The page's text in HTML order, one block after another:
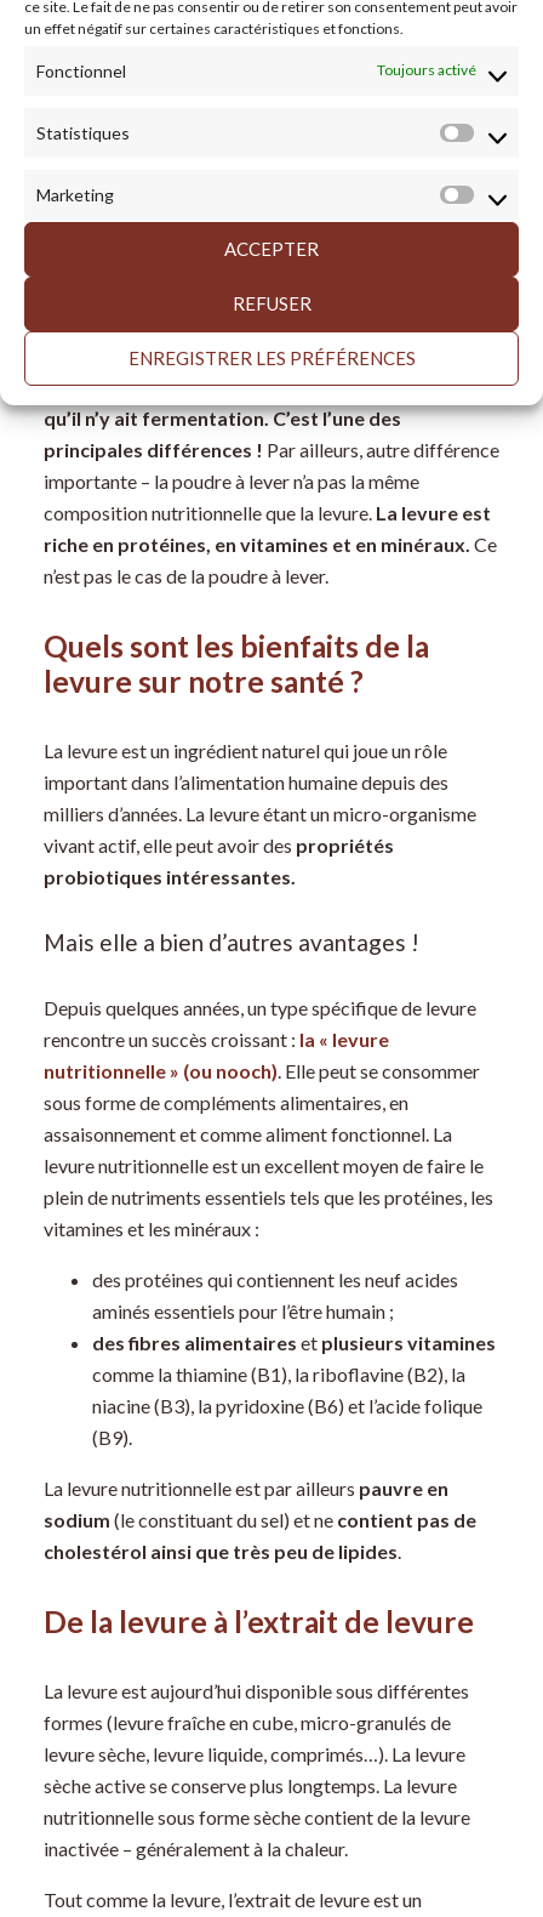
ce site. Le fait de ne pas consentir ou de retirer son consentement peut avoir
un effet négatif sur certaines caractéristiques et fonctions.
Fonctionnel Toujours activé
Statistiques
Marketing
ACCEPTER
REFUSER
ENREGISTRER LES PRÉFÉRENCES
Toutes deux sont utilisées comme agent levant de
la pâte.Mais leur nature et leur mécanisme d’action
organisme vivant naturel qui permet la
chimique ou poudre à lever est un produit chimique à
base de bicarbonate de soude, de bitartrate de
potassium et d’amidon de maïs. La capacité de la levure
chimique à faire lever la pâte est le résultat d’une
la poudre est mélangée à du liquide, à une certaine
chaleur.La levure chimique fait lever la pâte sans
qu’il n’y ait fermentation. C’est l’une des
principales différences ! Par ailleurs, autre différence
importante – la poudre à lever n’a pas la même
composition nutritionnelle que la levure. La levure est
riche en protéines, en vitamines et en minéraux. Ce
n’est pas le cas de la poudre à lever.
Quels sont les bienfaits de la
levure sur notre santé ?
La levure est un ingrédient naturel qui joue un rôle
important dans l’alimentation humaine depuis des
milliers d’années. La levure étant un micro-organisme
vivant actif, elle peut avoir des propriétés
probiotiques intéressantes.
Mais elle a bien d’autres avantages !
Depuis quelques années, un type spécifique de levure
rencontre un succès croissant : la « levure
nutritionnelle » (ou nooch). Elle peut se consommer
sous forme de compléments alimentaires, en
assaisonnement et comme aliment fonctionnel. La
levure nutritionnelle est un excellent moyen de faire le
plein de nutriments essentiels tels que les protéines, les
vitamines et les minéraux :
des protéines qui contiennent les neuf acides
aminés essentiels pour l’être humain ;
des fibres alimentaires et plusieurs vitamines
comme la thiamine (B1), la riboflavine (B2), la
niacine (B3), la pyridoxine (B6) et l’acide folique
(B9).
La levure nutritionnelle est par ailleurs pauvre en
sodium (le constituant du sel) et ne contient pas de
cholestérol ainsi que très peu de lipides.
De la levure à l’extrait de levure
La levure est aujourd’hui disponible sous différentes
formes (levure fraîche en cube, micro-granulés de
levure sèche, levure liquide, comprimés…). La levure
sèche active se conserve plus longtemps. La levure
nutritionnelle sous forme sèche contient de la levure
inactivée – généralement à la chaleur.
Tout comme la levure, l’extrait de levure est un